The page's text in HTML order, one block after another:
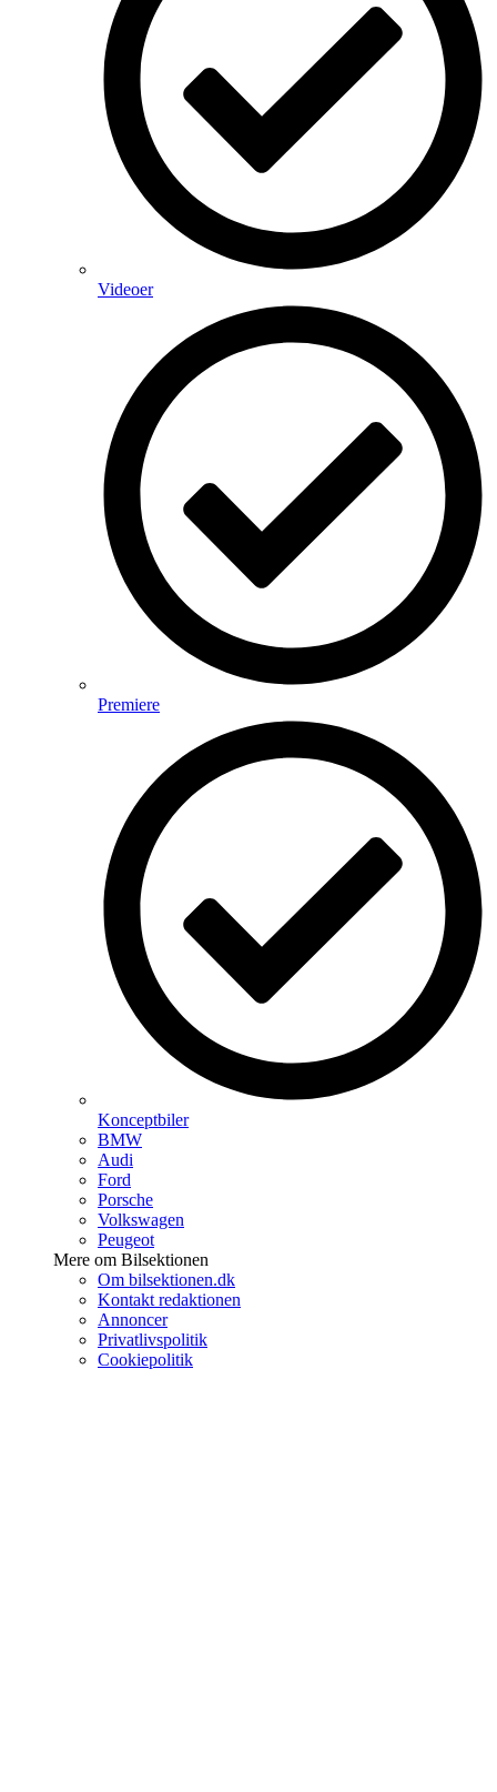
Videoer
Premiere
Konceptbiler
BMW
Audi
Ford
Porsche
Volkswagen
Peugeot
Mere om Bilsektionen
Om bilsektionen.dk
Kontakt redaktionen
Annoncer
Privatlivspolitik
Cookiepolitik